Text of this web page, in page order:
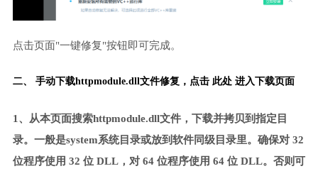
点击页面"一键修复"按钮即可完成。
二、 手动下载httpmodule.dll文件修复， 点击 此处 进入下载页面
1、从本页面搜索httpmodule.dll文件，下载并拷贝到指定目
录。一般是system系统目录或放到软件同级目录里。确保对 32
位程序使用 32 位 DLL，对 64 位程序使用 64 位 DLL。否则可